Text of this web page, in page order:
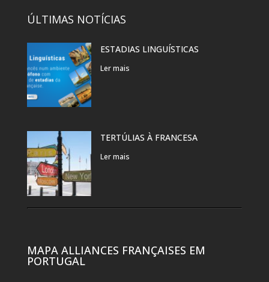
ÚLTIMAS NOTÍCIAS
ESTADIAS LINGUÍSTICAS
Ler mais
TERTÚLIAS À FRANCESA
Ler mais
MAPA ALLIANCES FRANÇAISES EM
PORTUGAL